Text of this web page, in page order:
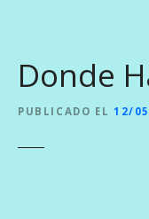
Donde
PUBLICADO EL 12/